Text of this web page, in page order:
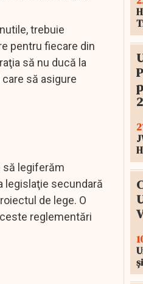
trebuie
pentru fiecare din
să nu ducă la
să asigure
să legiferăm
legislaţie secundară
de lege. O
reglementări